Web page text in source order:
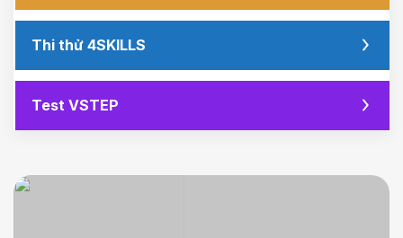
Thi thử 4SKILLS
Test VSTEP